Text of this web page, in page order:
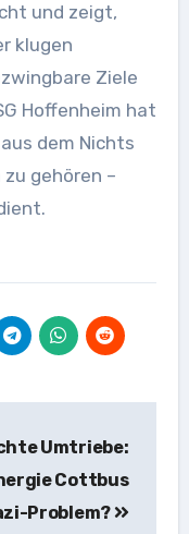
und zeigt,
klugen
Ziele
Hoffenheim hat
dem Nichts
gehören –
Umtriebe:
Cottbus
Problem?